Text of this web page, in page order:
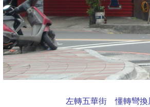
左轉五華街 懂轉彎換